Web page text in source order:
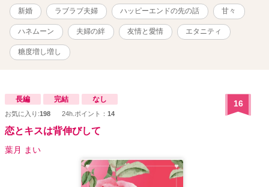
島方面。 彼女たちはそこで、一年前に出張で訊ねた神戸支社の川元
支社長と再会。 旅先では仕事のことを忘れ、毎日イチャイチャする
二人なのだった……。 ※※エッチなシーンが登場するエピソードに
は「♡」マークをつけてます。※※
新婚 ラブラブ夫婦 ハッピーエンドの先の話 甘々
ハネムーン 夫婦の絆 友情と愛情 エタニティ
糖度増し増し
長編 完結 なし
お気に入り:198 24h.ポイント： 14
16
恋とキスは背伸びして
葉月 まい